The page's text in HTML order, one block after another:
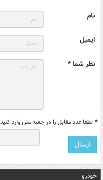
نام
ایمیل
نظر شما *
* لطفا عدد مقابل را در جعبه متن وارد کنید
خودرو